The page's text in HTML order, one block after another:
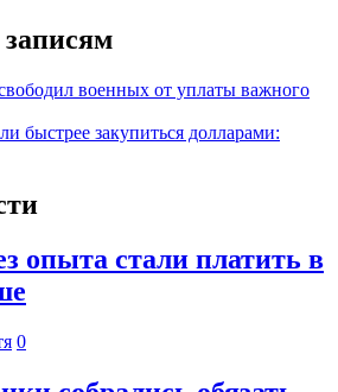
военных от уплаты важного
быстрее закупиться долларами:
опыта стали платить в
0